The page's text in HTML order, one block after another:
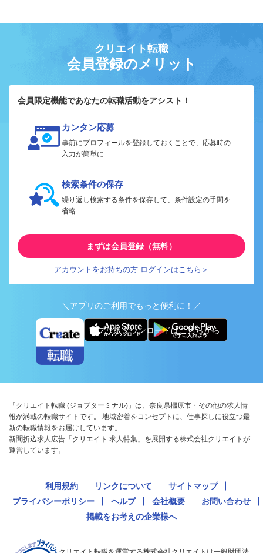
クリエイト転職
会員登録のメリット
会員限定機能であなたの転職活動をアシスト！
カンタン応募
事前にプロフィールを登録しておくことで、応募時の
入力が簡単に
検索条件の保存
繰り返し検索する条件を保存して、条件設定の手間を
省略
まずは会員登録（無料）
アカウントをお持ちの方 ログインはこちら＞
＼アプリのご利用でもっと便利に！／
アプリ版ダウンロードはこちらから
「クリエイト転職 (ジョブターミナル)」は、奈良県橿原市・その他の求人情
報が満載の転職サイトです。 地域密着をコンセプトに、仕事探しに役立つ最
新の転職情報をお届けしています。
新聞折込求人広告「クリエイト 求人特集」を展開する株式会社クリエイトが
運営しています。
利用規約 リンクについて
サイトマップ
プライバシーポリシー
ヘルプ 会社概要
お問い合わせ
掲載をお考えの企業様へ